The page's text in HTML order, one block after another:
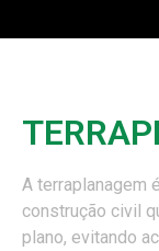
A terraplanagem
construção civil
plano, evitando